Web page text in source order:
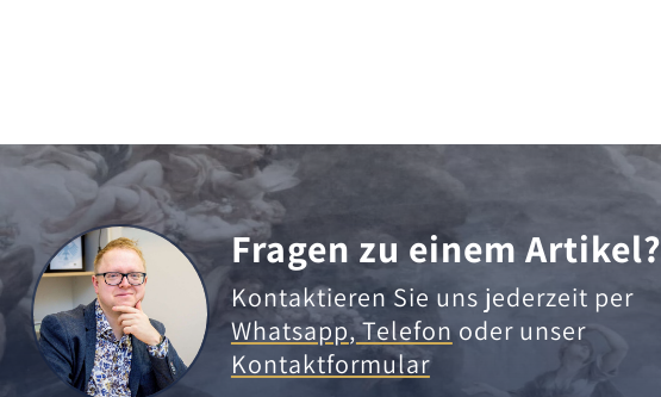
Fragen zu einem Artikel?
Kontaktieren Sie uns jederzeit per
Whatsapp,Telefonoder unser
Kontaktformular